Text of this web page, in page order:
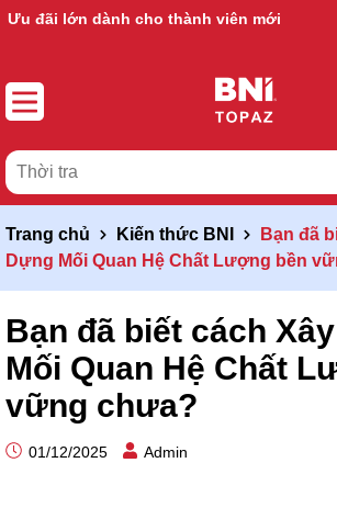
Ưu đãi lớn dành cho thành viên mới
Trang chủ Kiến thức BNI
Bạn đã
Dựng Mối Quan Hệ Chất Lượng bền
Bạn đã biết cách
Mối Quan Hệ Chất
vững chưa?
01/12/2025 Admin